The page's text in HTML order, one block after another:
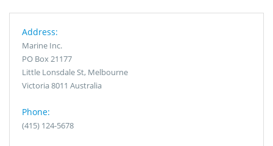
Address:
Marine Inc.
PO Box 21177
Little Lonsdale St, Melbourne
Victoria 8011 Australia
Phone:
(415) 124-5678